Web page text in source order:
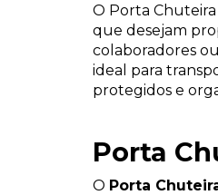
O Porta
que desejam
colaboradores
ideal para
protegidos e
Porta
O Porta